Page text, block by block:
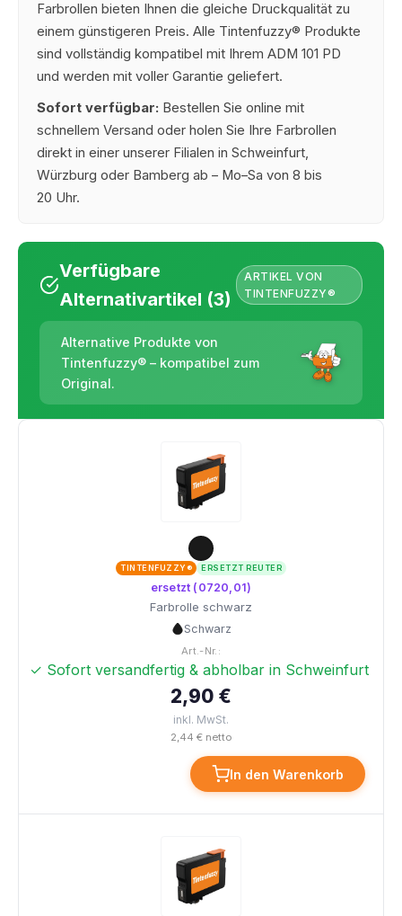
Farbrollen bieten Ihnen die gleiche Druckqualität zu
einem günstigeren Preis. Alle Tintenfuzzy® Produkte
sind vollständig kompatibel mit Ihrem ADM 101 PD
und werden mit voller Garantie geliefert.
Sofort verfügbar: Bestellen Sie online mit
schnellem Versand oder holen Sie Ihre Farbrollen
direkt in einer unserer Filialen in Schweinfurt,
Würzburg oder Bamberg ab – Mo–Sa von 8 bis
20 Uhr.
Verfügbare
Alternativartikel (3)
ARTIKEL VON
TINTENFUZZY®
Alternative Produkte von
Tintenfuzzy® – kompatibel zum
Original.
TINTENFUZZY® ERSETZT REUTER
ersetzt (0720,01)
Farbrolle schwarz
Schwarz
Art.-Nr.:
✓ Sofort versandfertig & abholbar in Schweinfurt
2,90 €
inkl. MwSt.
2,44 € netto
In den Warenkorb